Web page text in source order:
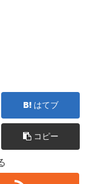
はてブ
コピー